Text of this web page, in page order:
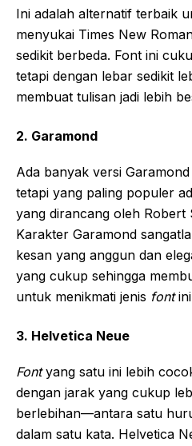
Ini adalah alternatif terbaik
menyukai Times New
sedikit berbeda. Font ini
tetapi dengan lebar sedikit
membuat tulisan jadi lebih
2. Garamond
Ada banyak versi
tetapi yang paling populer
yang dirancang oleh Robert
Karakter Garamond
kesan yang anggun dan
yang cukup sehingga
untuk menikmati jenis font
3. Helvetica Neue
Fontyang satu ini lebih
dengan jarak yang cukup
berlebihan—antara satu
dalam satu kata. Helvetica